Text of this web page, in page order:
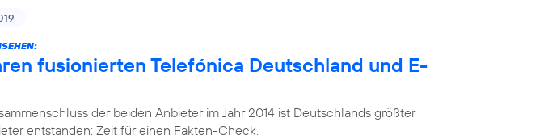
fusionierten Telefónica Deutschland und E-
der beiden Anbieter im Jahr 2014 ist Deutschlands größter
entstanden: Zeit für einen Fakten-Check.